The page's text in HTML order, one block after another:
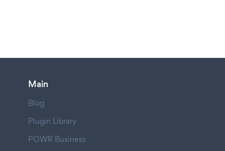
Main
Blog
Plugin Library
POWR Business